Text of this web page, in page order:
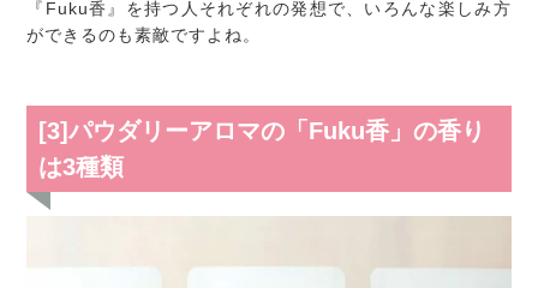
『Fuku香』を持つ人それぞれの発想で、いろんな楽しみ方
ができるのも素敵ですよね。
[3]パウダリーアロマの「Fuku香」の香り
は3種類